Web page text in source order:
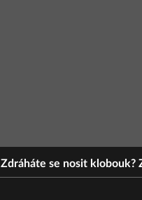
Zdráháte se nosit klobouk?